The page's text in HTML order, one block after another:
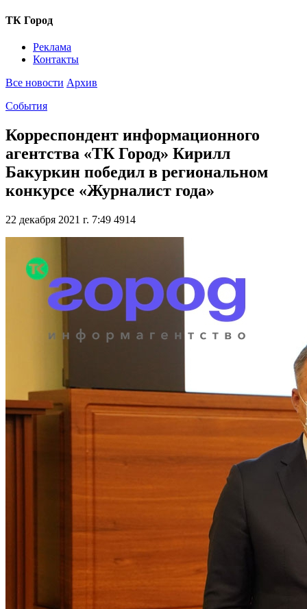
ТК Город
Реклама
Контакты
Все новости Архив
События
Корреспондент информационного
агентства «ТК Город» Кирилл
Бакуркин победил в региональном
конкурсе «Журналист года»
22 декабря 2021 г. 7:49 4914